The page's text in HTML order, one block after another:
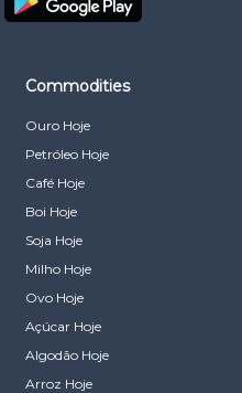
Commodities
Ouro Hoje
Petróleo Hoje
Café Hoje
Boi Hoje
Soja Hoje
Milho Hoje
Ovo Hoje
Açúcar Hoje
Algodão Hoje
Arroz Hoje